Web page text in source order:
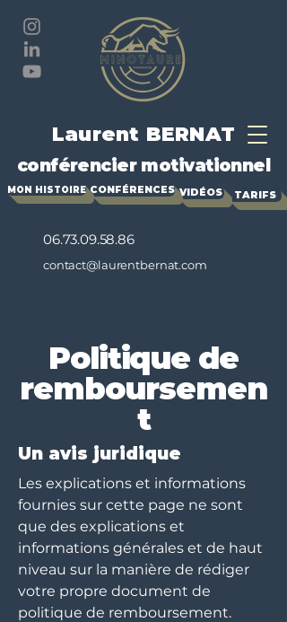
MON HISTOIRE CONFÉRENCES VIDÉOS TARIFS
Laurent BERNAT
contact@laurentbernat.com
conférencier motivationnel
06.73.09.58.86
Politique de
remboursemen
t
Un avis juridique
Les explications et informations
fournies sur cette page ne sont
que des explications et
informations générales et de haut
niveau sur la manière de rédiger
votre propre document de
politique de remboursement.